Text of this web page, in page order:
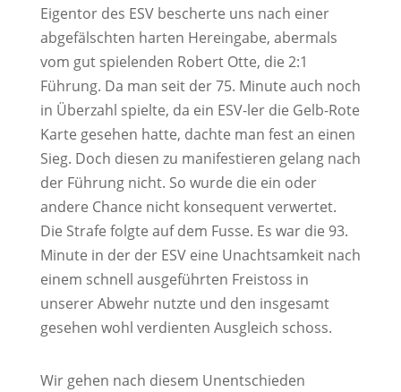
Eigentor des ESV bescherte uns nach einer
abgefälschten harten Hereingabe, abermals
vom gut spielenden Robert Otte, die 2:1
Führung. Da man seit der 75. Minute auch noch
in Überzahl spielte, da ein ESV-ler die Gelb-Rote
Karte gesehen hatte, dachte man fest an einen
Sieg. Doch diesen zu manifestieren gelang nach
der Führung nicht. So wurde die ein oder
andere Chance nicht konsequent verwertet.
Die Strafe folgte auf dem Fusse. Es war die 93.
Minute in der der ESV eine Unachtsamkeit nach
einem schnell ausgeführten Freistoss in
unserer Abwehr nutzte und den insgesamt
gesehen wohl verdienten Ausgleich schoss.
Wir gehen nach diesem Unentschieden